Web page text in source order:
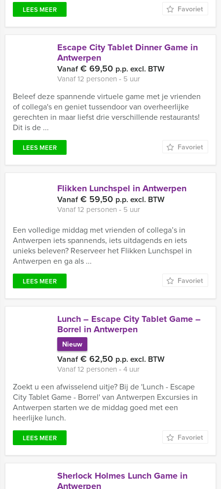
LEES MEER Favoriet
Escape City Tablet Dinner Game in
Antwerpen
Vanaf€ 69,50 p.p. excl. BTW
Vanaf 12 personen ‐ 5 uur
Beleef deze spannende virtuele game met je vrienden
of collega's en geniet tussendoor van overheerlijke
gerechten in maar liefst drie verschillende restaurants!
Dit is de ...
LEES MEER Favoriet
Flikken Lunchspel in Antwerpen
Vanaf€ 59,50 p.p. excl. BTW
Vanaf 12 personen ‐ 5 uur
Een volledige middag met vrienden of collega’s in
Antwerpen iets spannends, iets uitdagends en iets
unieks beleven? Reserveer het Flikken Lunchspel in
Antwerpen en ga als ...
LEES MEER Favoriet
Lunch – Escape City Tablet Game –
Borrel in Antwerpen
Nieuw
Vanaf€ 62,50 p.p. excl. BTW
Vanaf 12 personen ‐ 4 uur
Zoekt u een afwisselend uitje? Bij de 'Lunch - Escape
City Tablet Game - Borrel' van Antwerpen Excursies in
Antwerpen starten we de middag goed met een
heerlijke lunch.
LEES MEER Favoriet
Sherlock Holmes Lunch Game in
Antwerpen